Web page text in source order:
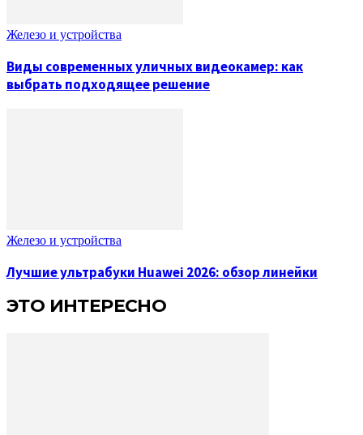
Железо и устройства
Виды современных уличных видеокамер: как
выбрать подходящее решение
Железо и устройства
Лучшие ультрабуки Huawei 2026: обзор линейки
ЭТО ИНТЕРЕСНО